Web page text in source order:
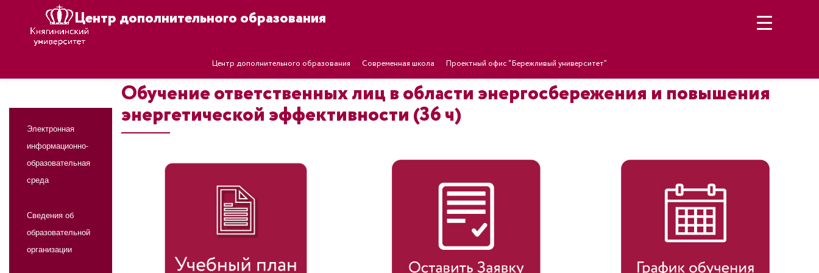
Центр дополнительного образования
Центр дополнительного образования Современная школа Проектный офис “Бережливый университет”
Электронная
информационно-
образовательная
среда
Сведения об
образовательной
организации
Обучение ответственных лиц в области энергосбережения и повышения
энергетической эффективности (36 ч)